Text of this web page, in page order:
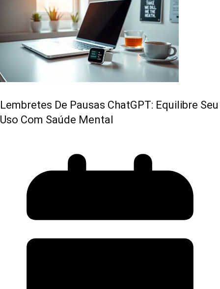
Lembretes De Pausas ChatGPT: Equilibre Seu
Uso Com Saúde Mental